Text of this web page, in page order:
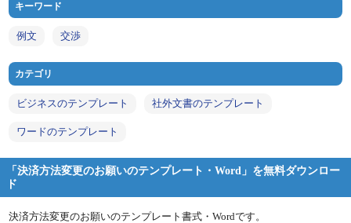
キーワード
例文 交渉
カテゴリ
ビジネスのテンプレート 社外文書のテンプレート
ワードのテンプレート
「決済方法変更のお願いのテンプレート・Word」を無料ダウンロー
ド
決済方法変更のお願いのテンプレート書式・Wordです。